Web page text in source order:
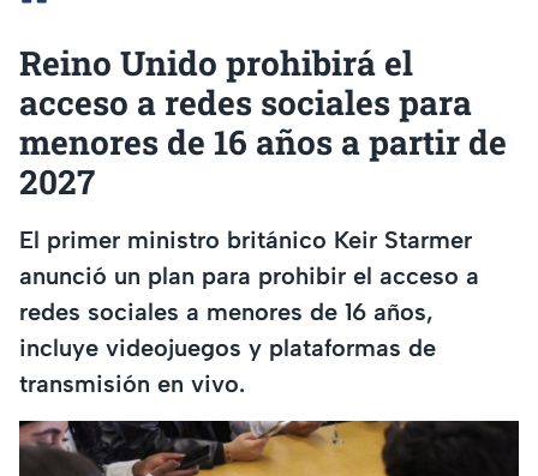
Reino Unido prohibirá el
acceso a redes sociales para
menores de 16 años a partir de
2027
El primer ministro británico Keir Starmer
anunció un plan para prohibir el acceso a
redes sociales a menores de 16 años,
incluye videojuegos y plataformas de
transmisión en vivo.